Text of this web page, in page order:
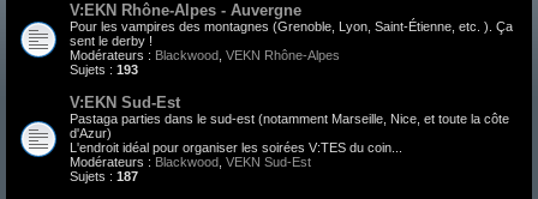
V:EKN Rhône-Alpes - Auvergne
Pour les vampires des montagnes (Grenoble, Lyon, Saint-Étienne, etc. ). Ça
sent le derby !
Modérateurs : Blackwood VEKN Rhône-Alpes
Sujets : 193
V:EKN Sud-Est
Pastaga parties dans le sud-est (notamment Marseille, Nice, et toute la côte
d'Azur)
L'endroit idéal pour organiser les soirées V:TES du coin...
Modérateurs : Blackwood VEKN Sud-Est
Sujets : 187